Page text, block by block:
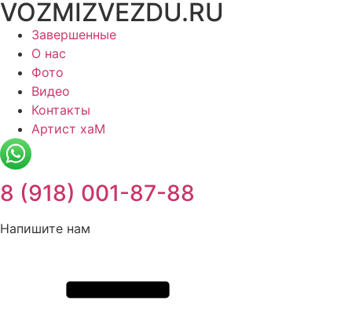
Перейти
содержимому
VOZMIZVEZDU.RU
Завершенные
О нас
Фото
Видео
Контакты
Артист хаМ
8 (918) 001-87-88
Напишите нам